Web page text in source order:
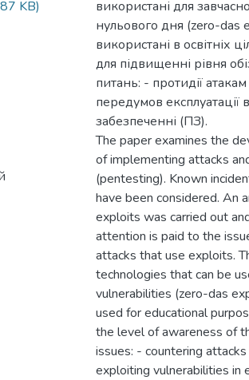
KB)
використані для
нульового дня (zero-das
використані в освітніх
для підвищенні рівня
питань: - протидії
передумов
забезпеченні (ПЗ).
The paper examines the
of implementing attacks
(pentesting). Known
have been considered. An
exploits was carried out
attention is paid to the
attacks that use exploits.
technologies that can be
vulnerabilities (zero-das
used for educational
the level of awareness of
issues: - countering
exploiting vulnerabilities